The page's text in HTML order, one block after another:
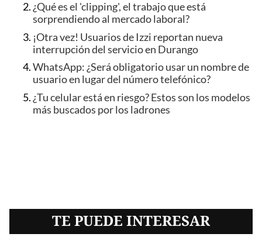
¿Qué es el 'clipping', el trabajo que está
sorprendiendo al mercado laboral?
¡Otra vez! Usuarios de Izzi reportan nueva
interrupción del servicio en Durango
WhatsApp: ¿Será obligatorio usar un nombre de
usuario en lugar del número telefónico?
¿Tu celular está en riesgo? Estos son los modelos
más buscados por los ladrones
TE PUEDE INTERESAR